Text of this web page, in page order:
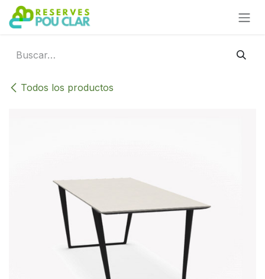
Ir al contenido
Todos los productos